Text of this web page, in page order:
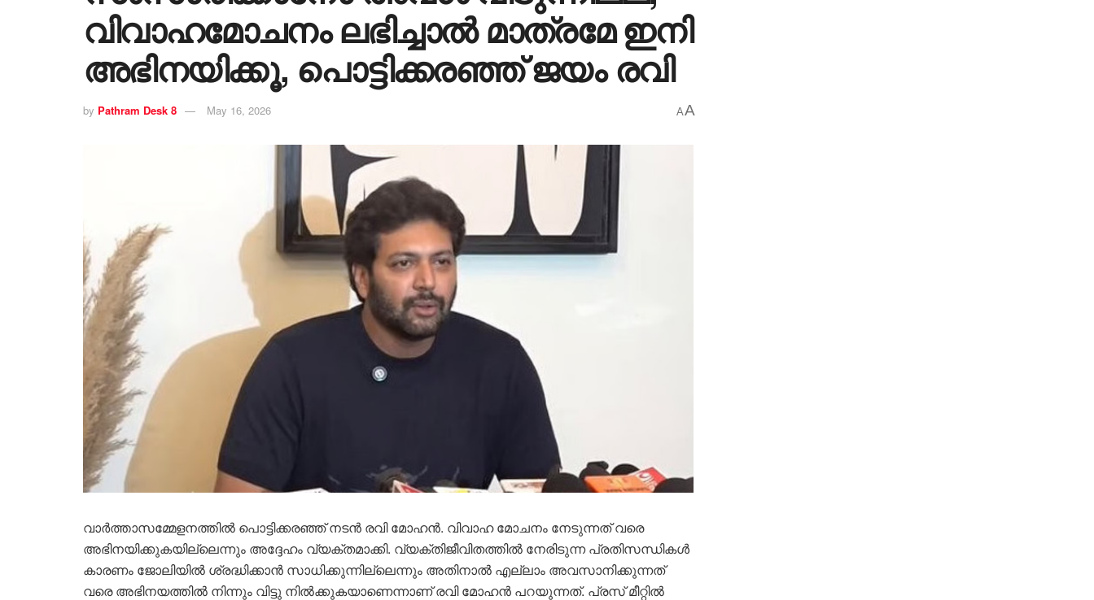
വിവാഹമോചനം ലഭിച്ചാല്‍ മാത്രമേ ഇനി
അഭിനയിക്കൂ, പൊട്ടിക്കരഞ്ഞ് ജയം രവി
by Pathram Desk 8 May 16, 2026 AA
വാര്‍ത്താസമ്മേളനത്തില്‍ പൊട്ടിക്കരഞ്ഞ് നടന്‍ രവി മോഹന്‍. വിവാഹ മോചനം നേടുന്നത് വരെ
അഭിനയിക്കുകയില്ലെന്നും അദ്ദേഹം വ്യക്തമാക്കി. വ്യക്തിജീവിതത്തില്‍ നേരിടുന്ന പ്രതിസന്ധികള്‍
കാരണം ജോലിയില്‍ ശ്രദ്ധിക്കാന്‍ സാധിക്കുന്നില്ലെന്നും അതിനാല്‍ എല്ലാം അവസാനിക്കുന്നത്
വരെ അഭിനയത്തില്‍ നിന്നും വിട്ടു നില്‍ക്കുകയാണെന്നാണ് രവി മോഹന്‍ പറയുന്നത്. പ്രസ് മീറ്റില്‍